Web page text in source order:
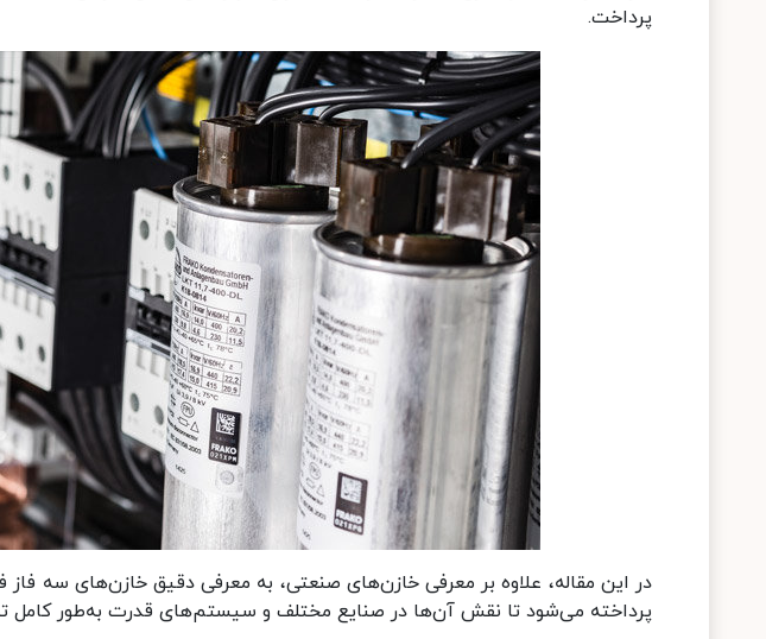
پرداخت.
در این مقاله، علاوه بر معرفی خازن‌های صنعتی، به معرفی دقیق خازن‌های سه
پرداخته می‌شود تا نقش آن‌ها در صنایع مختلف و سیستم‌های قدرت به‌طور کامل